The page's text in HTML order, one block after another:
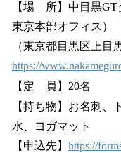
【場 所】中目黒GT
東京本部オフィス）
（東京都目黒区上目
https://
【定 員】20名
【持ち物】お名刺、
水、ヨガマット
【申込先】 https://